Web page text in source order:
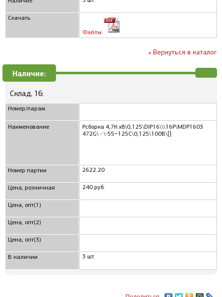
Скачать
Файлы
« Вернуться в каталог
Наличие:
Склад, 16:
Номер/парам.
Наименование
Номер партии
Цена, розничная
Цена, опт(1)
Цена, опт(2)
Цена, опт(3)
В наличии
Рсборка 4,7К x8\0,125\DIP16\\\16P\MDP1603
472G\ - \-55~125C\0,125\100В\[]
2622.20
240 руб.
3 шт.